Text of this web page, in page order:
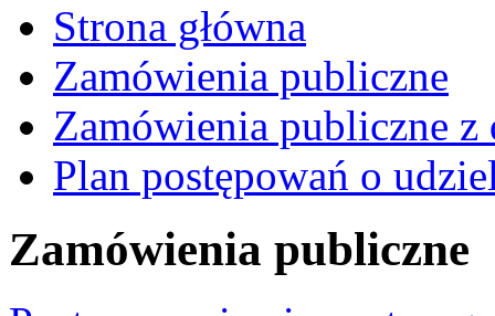
Strona główna
Zamówienia publiczne
Zamówienia publiczne
Plan postępowań o
Zamówienia publiczne